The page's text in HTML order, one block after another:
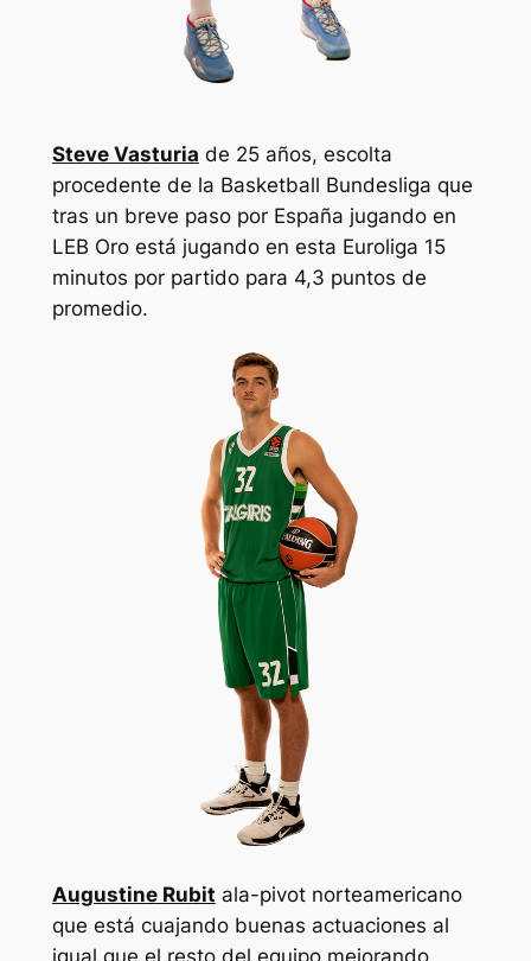
Steve Vasturia de 25 años, escolta
procedente de la Basketball Bundesliga que
tras un breve paso por España jugando en
LEB Oro está jugando en esta Euroliga 15
minutos por partido para 4,3 puntos de
promedio.
Augustine Rubit ala-pivot norteamericano
que está cuajando buenas actuaciones al